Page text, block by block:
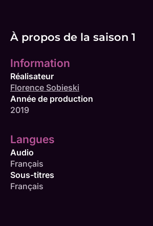
À propos de la saison 1
Information
Réalisateur
Florence Sobieski
Année de production
2019
Langues
Audio
Français
Sous-titres
Français